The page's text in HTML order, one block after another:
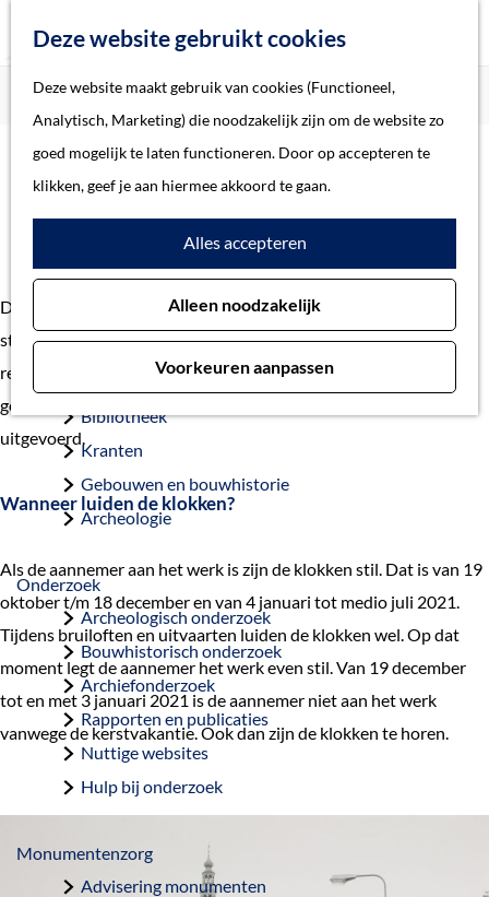
Deze website gebruikt cookies
Deze website maakt gebruik van cookies (Functioneel,
Analytisch, Marketing) die noodzakelijk zijn om de website zo
goed mogelijk te laten functioneren. Door op accepteren te
klikken, geef je aan hiermee akkoord te gaan.
Alles accepteren
Alleen noodzakelijk
Voorkeuren aanpassen
e
a
e
k
e
Home
Verhalen
Thema
Soort object
Collecties
Beeld en geluid
Bibliotheek
Kranten
Gebouwen en bouwhistorie
Archeologie
Onderzoek
Archeologisch onderzoek
Bouwhistorisch onderzoek
Archiefonderzoek
Rapporten en publicaties
Nuttige websites
Hulp bij onderzoek
Monumentenzorg
Advisering monumenten
Home Verhalen Klokken toren Sint-Jan
Klokken toren Sint-Jan
De klokken van de Sint-Jan hoor je de komende maanden een
stuk minder vaak. Ze hangen vanaf 19 oktober 2020 namelijk
regelmatig stil. Vanaf die datum wordt de toren gedeeltelijk
gerestaureerd en worden er onderhoudswerkzaamheden
uitgevoerd.
Wanneer luiden de klokken?
Als de aannemer aan het werk is zijn de klokken stil. Dat is van 19
oktober t/m 18 december en van 4 januari tot medio juli 2021.
Tijdens bruiloften en uitvaarten luiden de klokken wel. Op dat
moment legt de aannemer het werk even stil. Van 19 december
tot en met 3 januari 2021 is de aannemer niet aan het werk
vanwege de kerstvakantie. Ook dan zijn de klokken te horen.